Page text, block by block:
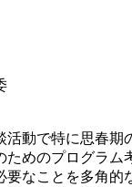
活動で特に思春期
めのプログラム
なことを多角的